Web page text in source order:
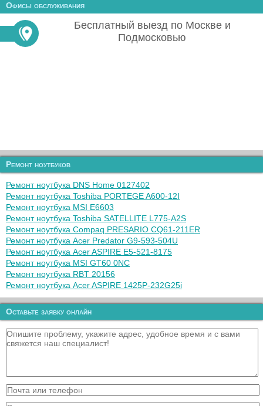
Офисы обслуживания
Бесплатный выезд по Москве и
Подмосковью
Ремонт ноутбуков
Ремонт ноутбука DNS Home 0127402
Ремонт ноутбука Toshiba PORTEGE A600-12I
Ремонт ноутбука MSI E6603
Ремонт ноутбука Toshiba SATELLITE L775-A2S
Ремонт ноутбука Compaq PRESARIO CQ61-211ER
Ремонт ноутбука Acer Predator G9-593-504U
Ремонт ноутбука Acer ASPIRE E5-521-8175
Ремонт ноутбука MSI GT60 0NC
Ремонт ноутбука RBT 20156
Ремонт ноутбука Acer ASPIRE 1425P-232G25i
Оставьте заявку онлайн